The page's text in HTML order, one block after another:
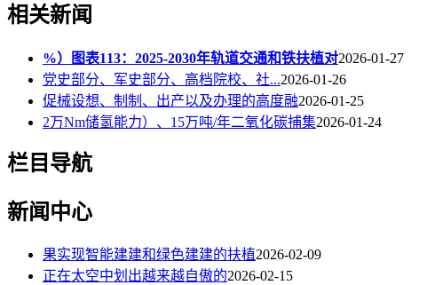
相关新闻
%）图表113：2025-2030年轨道交通和铁扶植对2026-01-27
党史部分、军史部分、高档院校、社...2026-01-26
促械设想、制制、出产以及办理的高度融2026-01-25
2万Nm储氢能力）、15万吨/年二氧化碳捕集2026-01-24
栏目导航
新闻中心
果实现智能建建和绿色建建的扶植2026-02-09
正在太空中划出越来越自傲的2026-02-15